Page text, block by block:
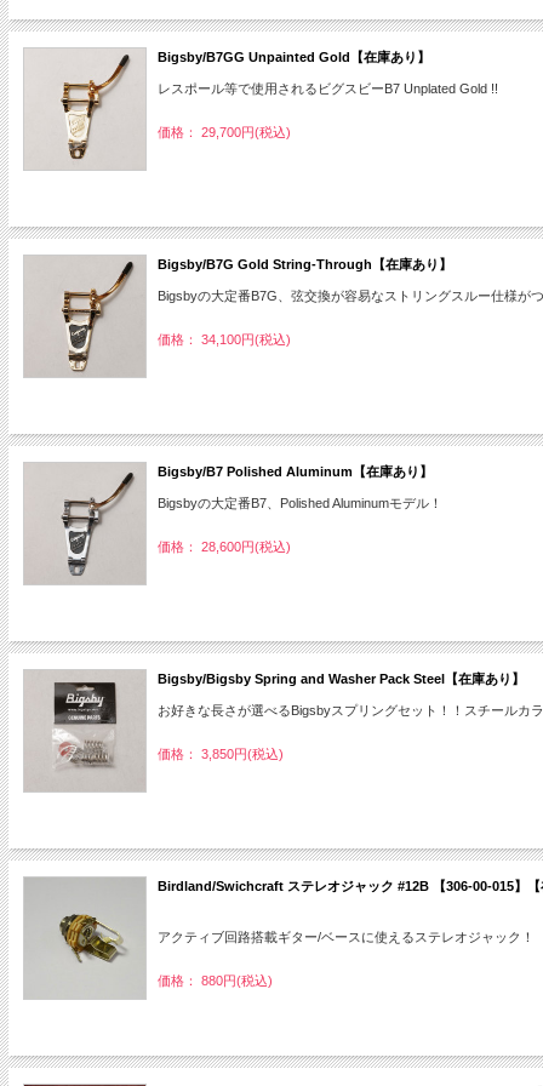
Bigsby/B7GG Unpainted Gold【在庫あり】
レスポール等で使用されるビグスビーB7 Unplated Gold !!
価格： 29,700円(税込)
Bigsby/B7G Gold String-Through【在庫あり】
Bigsbyの大定番B7G、弦交換が容易なストリングスルー仕様が
価格： 34,100円(税込)
Bigsby/B7 Polished Aluminum【在庫あり】
Bigsbyの大定番B7、Polished Aluminumモデル！
価格： 28,600円(税込)
Bigsby/Bigsby Spring and Washer Pack Steel【在庫あり】
お好きな長さが選べるBigsbyスプリングセット！！スチールカラ
価格： 3,850円(税込)
Birdland/Swichcraft ステレオジャック #12B 【306-00-015】【
アクティブ回路搭載ギター/ベースに使えるステレオジャック！
価格： 880円(税込)